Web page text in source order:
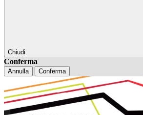
Chiudi
Conferma
Annulla Conferma